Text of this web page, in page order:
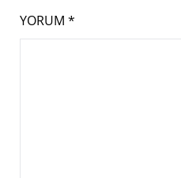
YORUM *